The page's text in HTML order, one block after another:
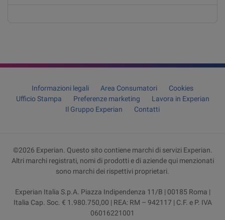
Informazioni legali Area Consumatori
Cookies
Ufficio Stampa
Preferenze marketing
Lavora in Experian
Il Gruppo Experian
Contatti
©2026 Experian. Questo sito contiene marchi di servizi Experian.
Altri marchi registrati, nomi di prodotti e di aziende qui menzionati
sono marchi dei rispettivi proprietari.
Experian Italia S.p.A. Piazza Indipendenza 11/B | 00185 Roma |
Italia Cap. Soc. € 1.980.750,00 | REA: RM – 942117 | C.F. e P. IVA
06016221001